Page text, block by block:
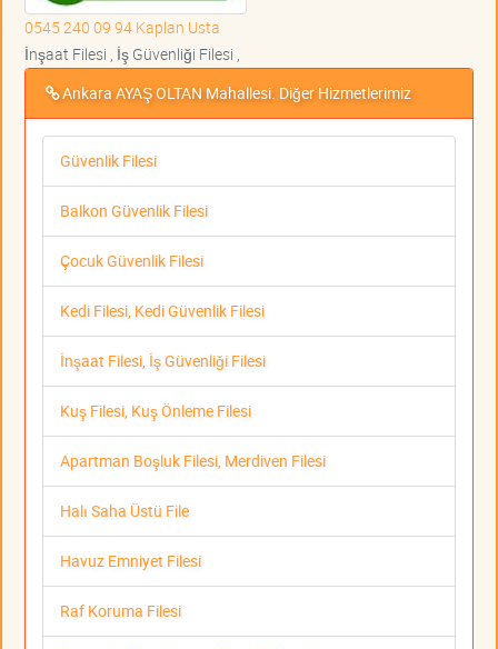
0545 240 09 94 Kaplan Usta
İnşaat Filesi , İş Güvenliği Filesi ,
Ankara AYAŞ OLTAN Mahallesi. Diğer Hizmetlerimiz
Güvenlik Filesi
Balkon Güvenlik Filesi
Çocuk Güvenlik Filesi
Kedi Filesi, Kedi Güvenlik Filesi
İnşaat Filesi, İş Güvenliği Filesi
Kuş Filesi, Kuş Önleme Filesi
Apartman Boşluk Filesi, Merdiven Filesi
Halı Saha Üstü File
Havuz Emniyet Filesi
Raf Koruma Filesi